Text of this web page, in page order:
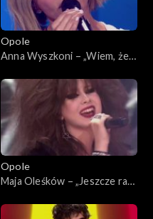
Opole
Anna Wyszkoni – „Wiem, że
Koncert „Debiuty”
Opole
Maja Oleśków – „Jeszcze raz”.